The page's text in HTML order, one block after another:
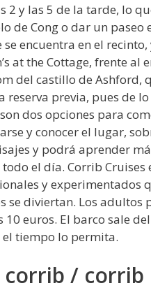
2 y las 5 de la tarde, lo
de Cong o dar un paseo
encuentra en el
at the Cottage, frente al
del castillo de Ashford,
previa, pues de
dos opciones para
y conocer el lugar,
y podrá aprender
el día. Corrib
y experimentados
diviertan. Los adultos
10 euros. El barco sale
tiempo lo permita.
corrib / corrib